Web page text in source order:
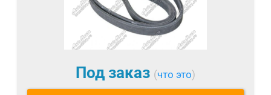
Под заказ (что это)